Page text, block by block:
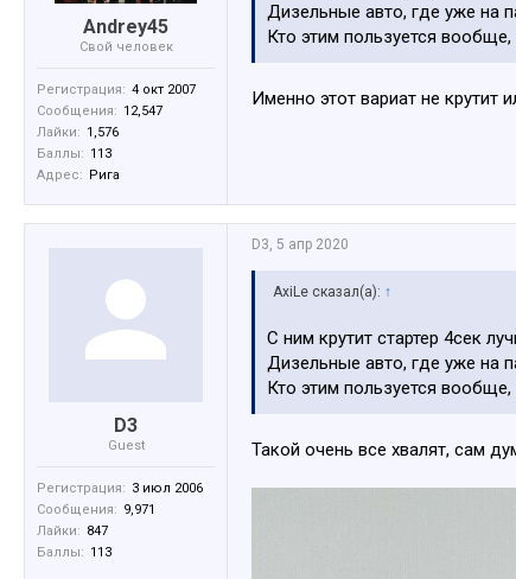
Andrey45
Свой человек
Регистрация: 4 окт 2007
Сообщения: 12,547
Лайки: 1,576
Баллы: 113
Адрес:
Рига
Дизельные авто, где уже на
Кто этим пользуется вообще,
Именно этот вариат не
D3
Guest
Регистрация: 3 июл 2006
Сообщения: 9,971
Лайки: 847
Баллы: 113
D3, 5 апр 2020
AxiLe сказал(а): ↑
С ним крутит стартер 4сек
Дизельные авто, где уже на
Кто этим пользуется вообще,
Такой очень все хвалят, сам